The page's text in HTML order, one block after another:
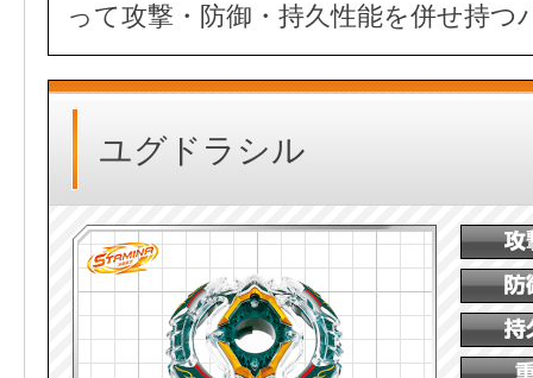
って攻撃・防御・持久性能を併せ持
ユグドラシル